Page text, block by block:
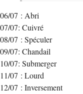
06/07 : Abri
07/07: Cuivré
08/07 : Spéculer
09/07: Chandail
10/07: Submerger
11/07 : Lourd
12/07 : Inversement